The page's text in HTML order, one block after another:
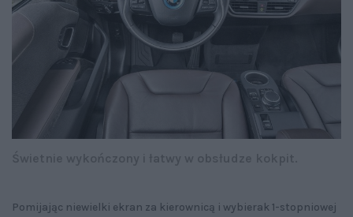
Pomijając niewielki ekran za kierownicą i wybierak 1-stopniowej